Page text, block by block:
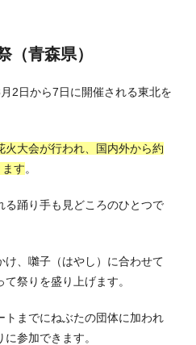
（青森県）
2日から7日に開催される東北を
火大会が行われ、国内外から約
す。
る踊り手も見どころのひとつで
け、囃子（はやし）に合わせて
祭りを盛り上げます。
トまでにねぶたの団体に加われ
参加できます。